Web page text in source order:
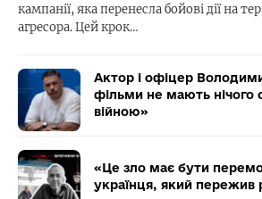
кампанії, яка перенесла бойові дії на
агресора. Цей крок…
Актор і офіцер
фільми не мають нічого
війною»
«Це зло має бути
українця, який пережив